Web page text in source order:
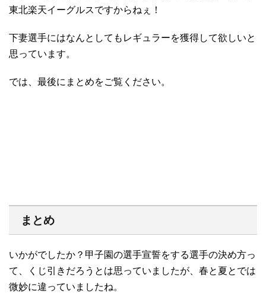
東北楽天イーグルスですからねぇ！
下妻選手にはなんとしてもレギュラーを獲得して欲しいと
思っています。
では、最後にまとめをご覧ください。
まとめ
いかがでしたか？甲子園の選手宣誓をする選手の決め方っ
て、くじ引きだろうとは思っていましたが、春と夏とでは
微妙に違っていましたね。